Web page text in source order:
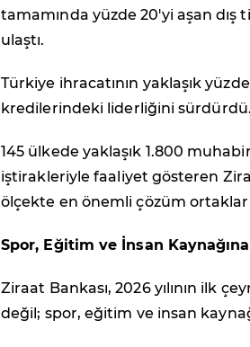
tamamında yüzde 20'yi aşan dış
ulaştı.
Türkiye ihracatının yaklaşık
kredilerindeki liderliğini sürdürdü.
145 ülkede yaklaşık 1.800
iştirakleriyle faaliyet gösteren
ölçekte en önemli çözüm
Spor, Eğitim ve İnsan
Ziraat Bankası, 2026 yılının ilk
değil; spor, eğitim ve insan